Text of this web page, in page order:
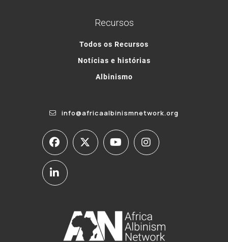
Recursos
Todos os Recursos
Notícias e histórias
Albinismo
info@africaalbinismnetwork.org